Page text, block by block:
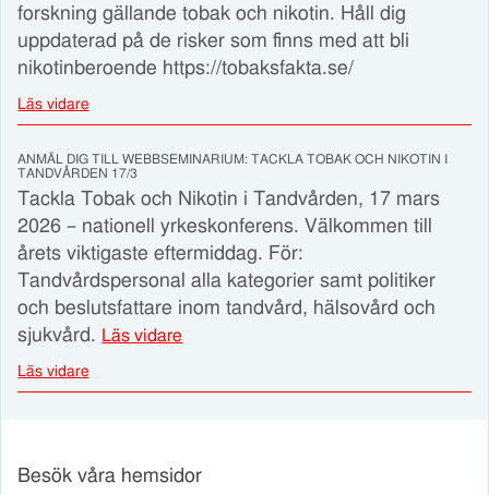
forskning gällande tobak och nikotin. Håll dig
uppdaterad på de risker som finns med att bli
nikotinberoende https://tobaksfakta.se/
Läs vidare
ANMÄL DIG TILL WEBBSEMINARIUM: TACKLA TOBAK OCH NIKOTIN I
TANDVÅRDEN 17/3
Tackla Tobak och Nikotin i Tandvården, 17 mars
2026 – nationell yrkeskonferens. Välkommen till
årets viktigaste eftermiddag. För:
Tandvårdspersonal alla kategorier samt politiker
och beslutsfattare inom tandvård, hälsovård och
sjukvård. Läs vidare
Läs vidare
Besök våra hemsidor